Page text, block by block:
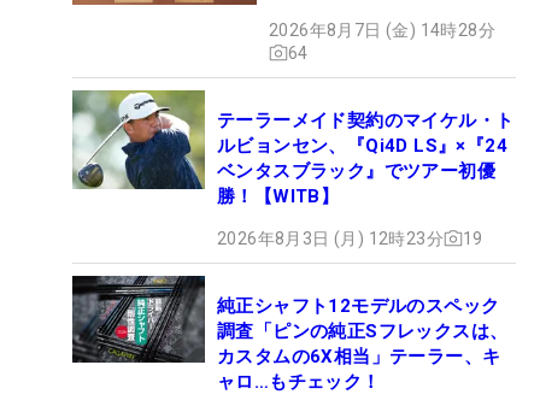
ュー
2026年8月7日 (金) 14時28分
64
テーラーメイド契約のマイケル・ト
ルビョンセン、『Qi4D LS』×『24
ベンタスブラック』でツアー初優
勝！【WITB】
2026年8月3日 (月) 12時23分 19
純正シャフト12モデルのスペック
調査「ピンの純正Sフレックスは、
カスタムの6X相当」テーラー、キ
ャロ…もチェック！